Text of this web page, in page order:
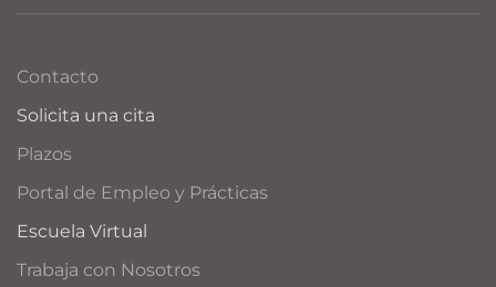
Contacto
Solicita una cita
Plazos
Portal de Empleo y Prácticas
Escuela Virtual
Trabaja con Nosotros